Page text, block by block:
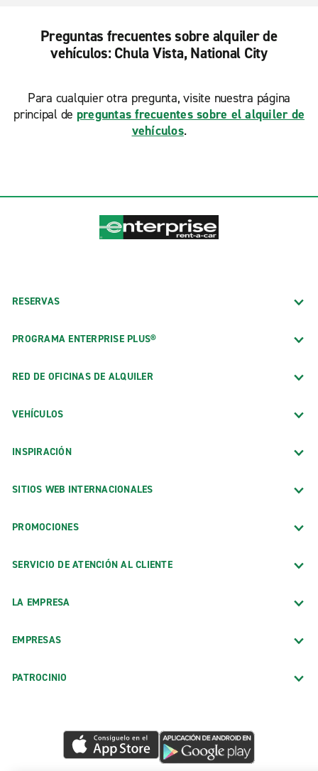
Preguntas frecuentes sobre alquiler de
vehículos: Chula Vista, National City
Para cualquier otra pregunta, visite nuestra página
principal de preguntas frecuentes sobre el alquiler de
vehículos.
RESERVAS
PROGRAMA ENTERPRISE PLUS®
RED DE OFICINAS DE ALQUILER
VEHÍCULOS
INSPIRACIÓN
SITIOS WEB INTERNACIONALES
PROMOCIONES
SERVICIO DE ATENCIÓN AL CLIENTE
LA EMPRESA
EMPRESAS
PATROCINIO